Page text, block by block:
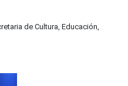
de Cultura, Educación,